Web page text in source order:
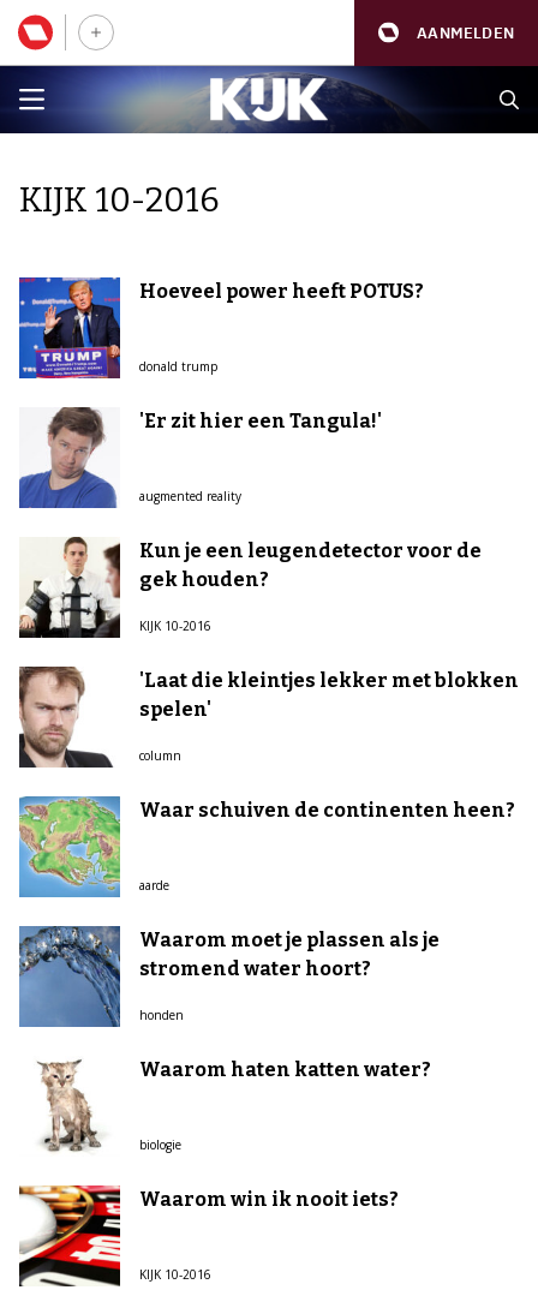
AANMELDEN
KIJK 10-2016
Hoeveel power heeft POTUS?
donald trump
'Er zit hier een Tangula!'
augmented reality
Kun je een leugendetector voor de
gek houden?
KIJK 10-2016
'Laat die kleintjes lekker met blokken
spelen'
column
Waar schuiven de continenten heen?
aarde
Waarom moet je plassen als je
stromend water hoort?
honden
Waarom haten katten water?
biologie
Waarom win ik nooit iets?
KIJK 10-2016